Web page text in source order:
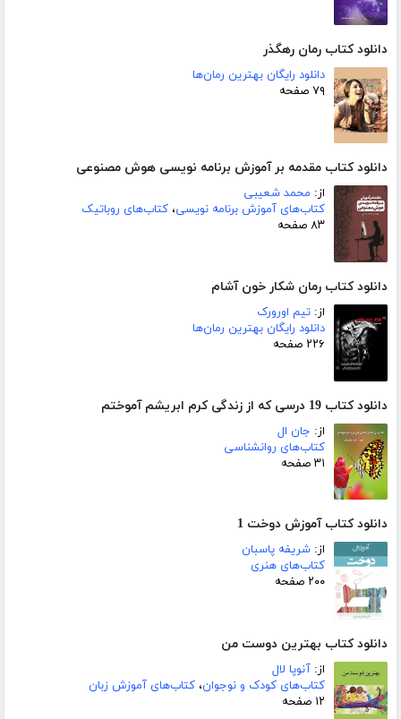
دانلود کتاب رمان رهگذر
دانلود رایگان بهترین رمان‌ها
۷۹ صفحه
دانلود کتاب مقدمه بر آموزش برنامه نویسی هوش مصنوعی
از: محمد شعیبی
کتاب‌های آموزش برنامه نویسی، کتاب‌های روباتیک
۸۳ صفحه
دانلود کتاب رمان شکار خون آشام
از: تیم اورورک
دانلود رایگان بهترین رمان‌ها
۲۲۶ صفحه
دانلود کتاب 19 درسی که از زندگی کرم ابریشم آموختم
از: جان ال
کتاب‌های روانشناسی
۳۱ صفحه
دانلود کتاب آموزش دوخت 1
از: شریفه پاسبان
کتاب‌های هنری
۲۰۰ صفحه
دانلود کتاب بهترین دوست من
از: آنوپا لال
کتاب‌های کودک و نوجوان، کتاب‌های آموزش زبان
۱۲ صفحه